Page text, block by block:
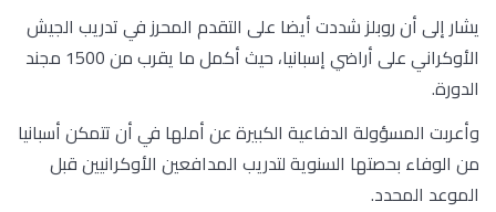
يشار إلى أن روبلز شددت أيضا على التقدم المحرز في تدريب الجيش
الأوكراني على أراضي إسبانيا، حيث أكمل ما يقرب من 1500 مجند
الدورة.
وأعربت المسؤولة الدفاعية الكبيرة عن أملها في أن تتمكن أسبانيا
من الوفاء بحصتها السنوية لتدريب المدافعين الأوكرانيين قبل
الموعد المحدد.